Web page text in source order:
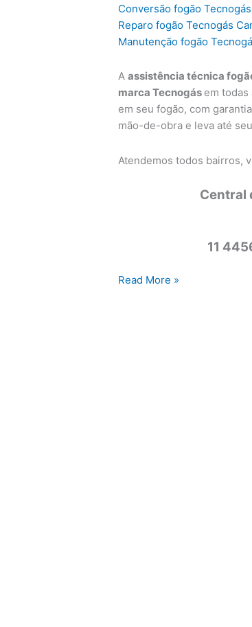
Conversão fogão
Reparo fogão Tecnogás
Manutenção fogão
Aassistência técnica
marca Tecnogás em
em seu fogão, com
mão-de-obra e leva até
Atendemos todos bairros,
Central
11
Assistência
Read More »